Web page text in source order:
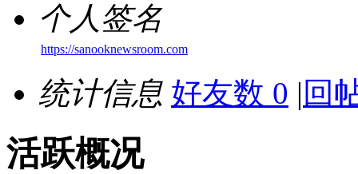
个人签名
https://sanooknewsroom.com
统计信息 好友数 0 | 回
活跃概况